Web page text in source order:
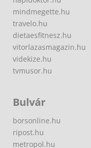
mindmegette.hu
travelo.hu
dietaesfitnesz.hu
vitorlazasmagazin.hu
videkize.hu
tvmusor.hu
Bulvár
borsonline.hu
ripost.hu
metropol.hu